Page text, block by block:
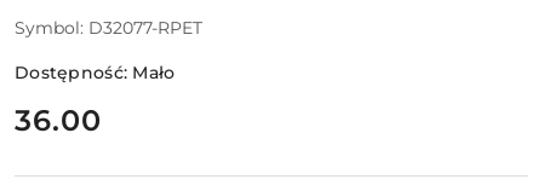
Symbol: D32077-RPET
Dostępność: Mało
cena:
36.00